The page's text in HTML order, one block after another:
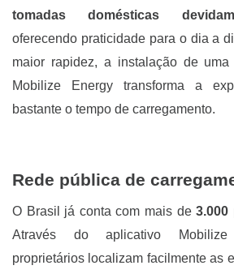
tomadas domésticas
oferecendo praticidade para o dia a
maior rapidez, a instalação de
Mobilize Energy transforma a
bastante o tempo de carregamento.
Rede pública de
O Brasil já conta com mais de
Através do aplicativo
proprietários localizam facilmente as